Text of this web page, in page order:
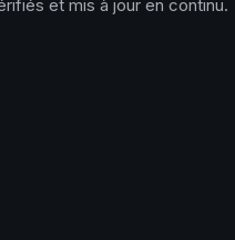
et mis à jour en continu.